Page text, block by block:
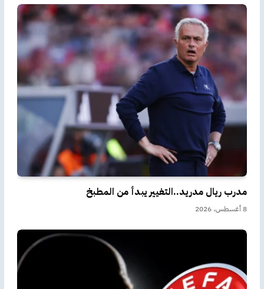
مدرب ريال مدريد..التغيير يبدأ من المطبخ
8 أغسطس، 2026